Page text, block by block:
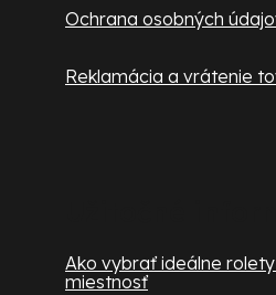
Ochrana osobných
Reklamácia a vrátenie
Ako vybrať ideálne
miestnosť